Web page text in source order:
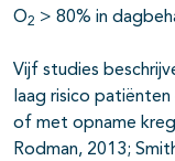
O2 > 80% in
Vijf studies
laag risico
of met opname
Rodman, 2013;